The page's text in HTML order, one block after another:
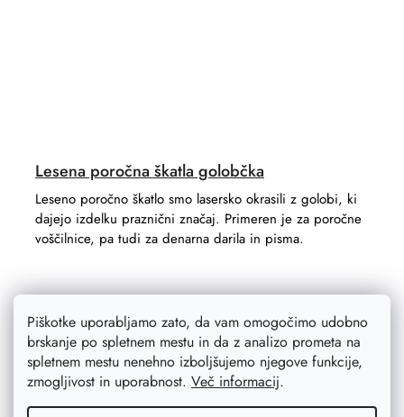
Piškotke uporabljamo zato, da vam omogočimo udobno
brskanje po spletnem mestu in da z analizo prometa na
spletnem mestu nenehno izboljšujemo njegove funkcije,
zmogljivost in uporabnost. Več informacij.
Lesena poročna škatla golobčka
Leseno poročno škatlo smo lasersko okrasili z golobi, ki
dajejo izdelku praznični značaj. Primeren je za poročne
voščilnice, pa tudi za denarna darila in pisma.